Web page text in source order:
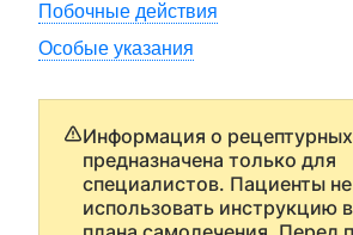
Побочные действия
Особые указания
Информация о рецептурных
предназначена только для
специалистов. Пациенты
использовать инструкцию